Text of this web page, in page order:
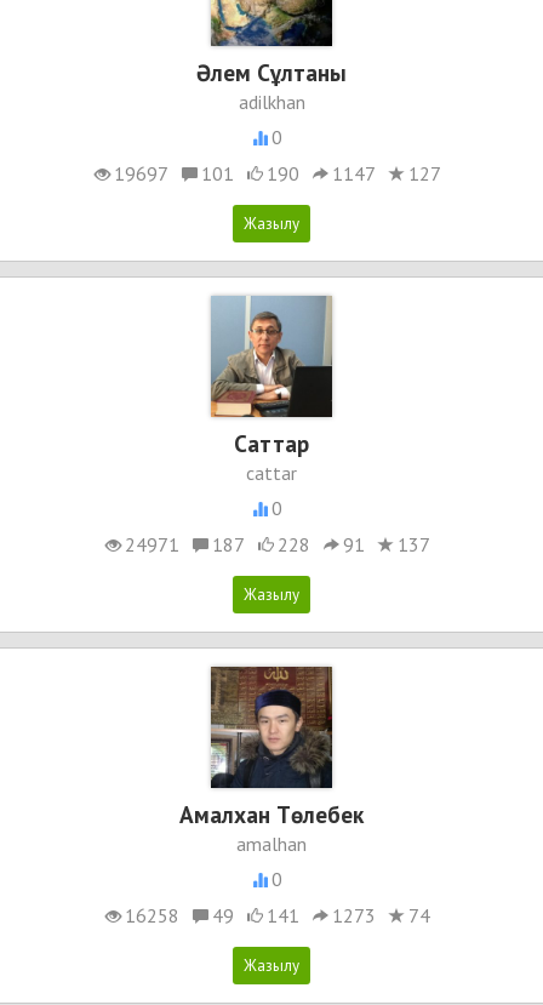
Әлем Сұлтаны
adilkhan
0
19697
101 190 1147 127
Cаттар
cattar
0
24971
187 228 91 137
Амалхан Төлебек
amalhan
0
16258
49 141 1273 74